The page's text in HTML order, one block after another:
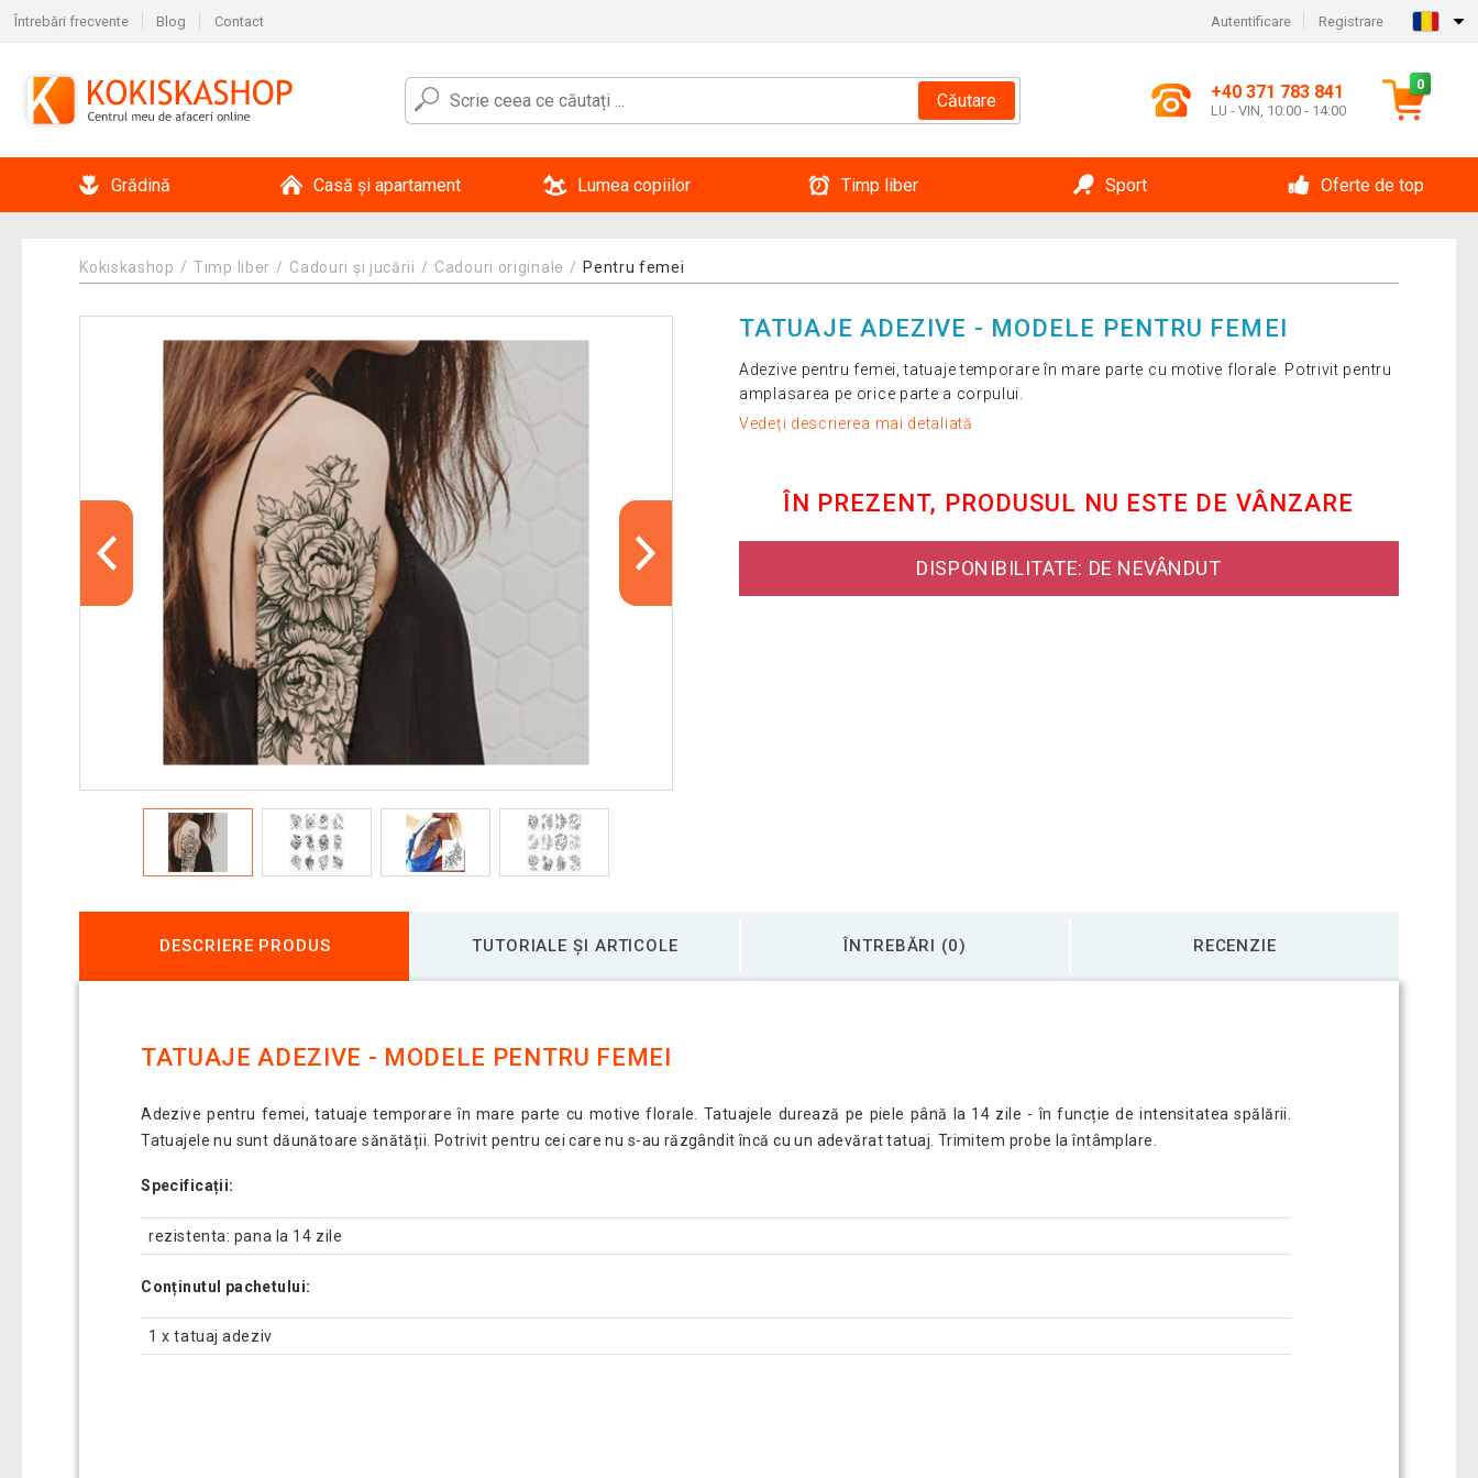
Întrebări frecvente Blog Contact Autentificare Registrare
Căutare +40 371 783 841
LU - VIN, 10:00 - 14:00
0
Grădină Casă și apartament Lumea copiilor Timp liber Sport Oferte de top
Kokiskashop Timp liber Cadouri și jucării Cadouri originale Pentru femei
TATUAJE ADEZIVE - MODELE PENTRU FEMEI
Adezive pentru femei, tatuaje temporare în mare parte cu motive florale. Potrivit pentru
amplasarea pe orice parte a corpului.
Vedeți descrierea mai detaliată
ÎN PREZENT, PRODUSUL NU ESTE DE VÂNZARE
DISPONIBILITATE: DE NEVÂNDUT
DESCRIERE PRODUS TUTORIALE ȘI ARTICOLE ÎNTREBĂRI (0) RECENZIE
TATUAJE ADEZIVE - MODELE PENTRU FEMEI
Adezive pentru femei, tatuaje temporare în mare parte cu motive florale. Tatuajele durează pe piele până la 14 zile - în funcție de intensitatea spălării.
Tatuajele nu sunt dăunătoare sănătății. Potrivit pentru cei care nu s-au răzgândit încă cu un adevărat tatuaj. Trimitem probe la întâmplare.
Specificații:
rezistenta: pana la 14 zile
Conținutul pachetului:
1 x tatuaj adeziv